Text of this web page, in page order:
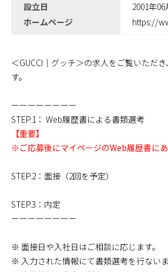
設立日
2001年06
ホームページ
https://
＜GUCCI｜グッチ＞の求人をご覧いただ
す。
ーーーーーーーー
STEP.1： Web履歴書による書類選考
【重要】
※ご応募後にマイページのWeb履歴書に
STEP.2：面接（2回を予定）
STEP.3：内定
ーーーーーーーー
※ 面接日や入社日はご相談に応じます。
※ 入力された情報にて書類選考を行ない